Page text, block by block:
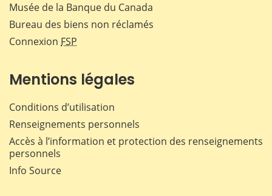
Musée de la Banque du Canada
Bureau des biens non réclamés
Connexion FSP
Mentions légales
Conditions d’utilisation
Renseignements personnels
Accès à l’information et protection des renseignements
personnels
Info Source